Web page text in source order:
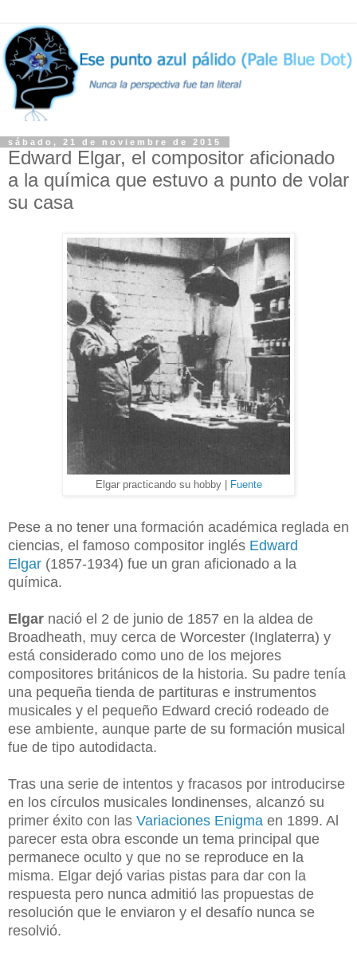
sábado, 21 de noviembre de 2015
Edward Elgar, el compositor aficionado
a la química que estuvo a punto de volar
su casa
Elgar practicando su hobby | Fuente
Pese a no tener una formación académica reglada en
ciencias, el famoso compositor inglés Edward
Elgar (1857-1934) fue un gran aficionado a la
química.
Elgar nació el 2 de junio de 1857 en la aldea de
Broadheath, muy cerca de Worcester (Inglaterra) y
está considerado como uno de los mejores
compositores británicos de la historia. Su padre tenía
una pequeña tienda de partituras e instrumentos
musicales y el pequeño Edward creció rodeado de
ese ambiente, aunque parte de su formación musical
fue de tipo autodidacta.
Tras una serie de intentos y fracasos por introducirse
en los círculos musicales londinenses, alcanzó su
primer éxito con las Variaciones Enigma en 1899. Al
parecer esta obra esconde un tema principal que
permanece oculto y que no se reproduce en la
misma. Elgar dejó varias pistas para dar con la
respuesta pero nunca admitió las propuestas de
resolución que le enviaron y el desafío nunca se
resolvió.